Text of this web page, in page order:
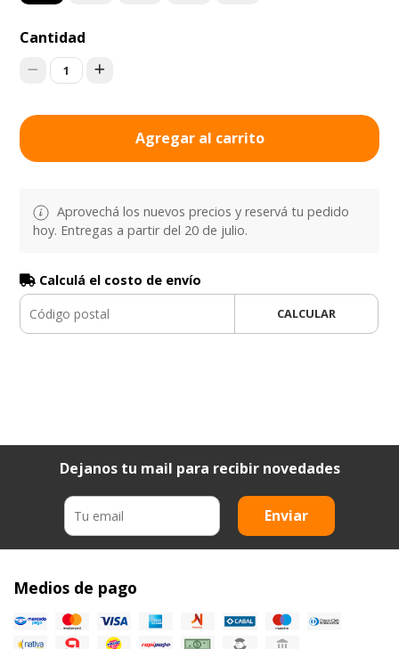
Cantidad
1
Agregar al carrito
Aprovechá los nuevos precios y reservá tu pedido
hoy. Entregas a partir del 20 de julio.
Calculá el costo de envío
CALCULAR
Dejanos tu mail para recibir novedades
Enviar
Medios de pago